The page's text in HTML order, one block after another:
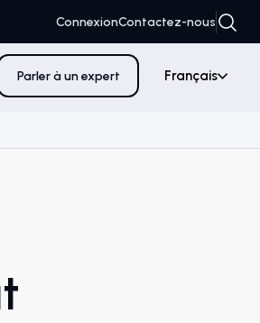
ConnexionContactez-nous
Parler à un expert Français